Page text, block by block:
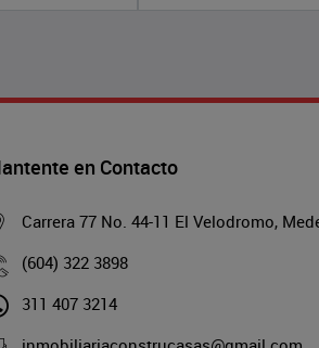
en Contacto
Carrera 77 No. 44-11 El Velodromo,
(604) 322 3898
311 407 3214